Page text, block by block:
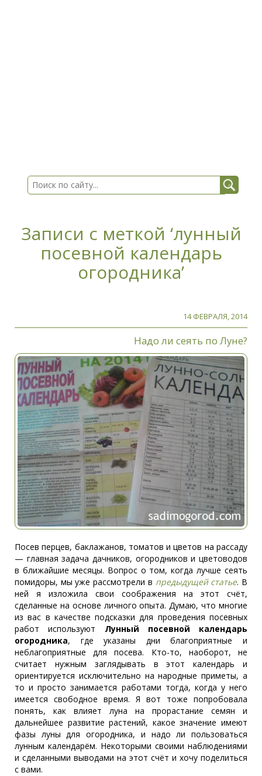
Записи с меткой ‘лунный
посевной календарь
огородника’
14 ФЕВРАЛЯ, 2014
Надо ли сеять по Луне?
Посев перцев, баклажанов, томатов и цветов на рассаду
— главная задача дачников, огородников и цветоводов
в ближайшие месяцы. Вопрос о том, когда лучше сеять
помидоры, мы уже рассмотрели в предыдущей статье. В
ней я изложила свои соображения на этот счёт,
сделанные на основе личного опыта. Думаю, что многие
из вас в качестве подсказки для проведения посевных
работ используют Лунный посевной календарь
огородника, где указаны дни благоприятные и
неблагоприятные для посева. Кто-то, наоборот, не
считает нужным заглядывать в этот календарь и
ориентируется исключительно на народные приметы, а
то и просто занимается работами тогда, когда у него
имеется свободное время. Я вот тоже попробовала
понять, как влияет луна на прорастание семян и
дальнейшее развитие растений, какое значение имеют
фазы луны для огородника, и надо ли пользоваться
лунным календарём. Некоторыми своими наблюдениями
и сделанными выводами на этот счёт и хочу поделиться
с вами.